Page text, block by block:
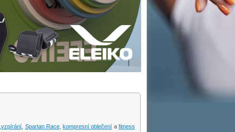
,vzpírání Spartan Race,kompresní oblečení afitness